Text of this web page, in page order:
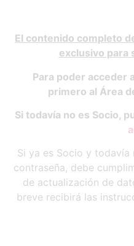
El contenido completo
exclusivo para
Para poder acceder
primero al Área
Si todavía no es Socio,
Si ya es Socio y todavía
contraseña, debe
de actualización de
breve recibirá las